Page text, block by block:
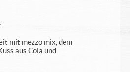
mit mezzo mix, dem
aus Cola und